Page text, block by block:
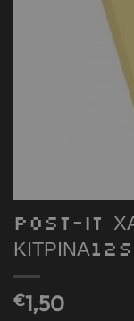
POST-IT
€1,50